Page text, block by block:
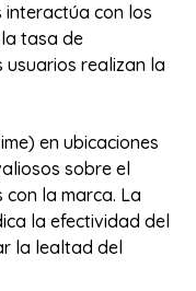
interactúa con los
tasa de
usuarios realizan la
en ubicaciones
sobre el
la marca. La
la efectividad del
la lealtad del